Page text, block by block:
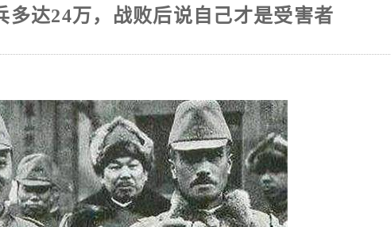
多达24万，战败后说自己才是受害者